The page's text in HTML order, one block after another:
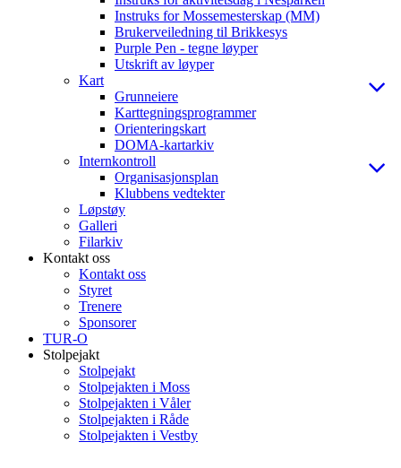
Instruks for Mossemesterskap (MM)
Brukerveiledning til Brikkesys
Purple Pen - tegne løyper
Utskrift av løyper
Kart
Grunneiere
Karttegningsprogrammer
Orienteringskart
DOMA-kartarkiv
Internkontroll
Organisasjonsplan
Klubbens vedtekter
Løpstøy
Galleri
Filarkiv
Kontakt oss
Kontakt oss
Styret
Trenere
Sponsorer
TUR-O
Stolpejakt
Stolpejakt
Stolpejakten i Moss
Stolpejakten i Våler
Stolpejakten i Råde
Stolpejakten i Vestby